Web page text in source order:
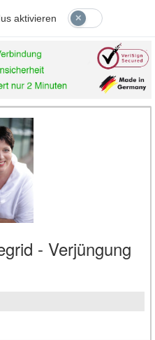
aktivieren
- Verjüngung